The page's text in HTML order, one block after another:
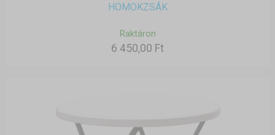
HOMOKZSÁK
Raktáron
6 450,00 Ft